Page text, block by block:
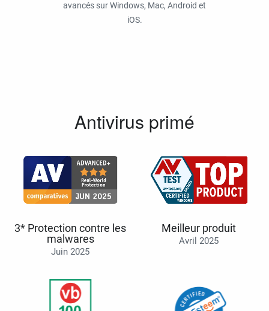
avancés sur Windows, Mac, Android et
iOS.
Antivirus primé
3* Protection contre les
malwares
Juin 2025
Meilleur produit
Avril 2025